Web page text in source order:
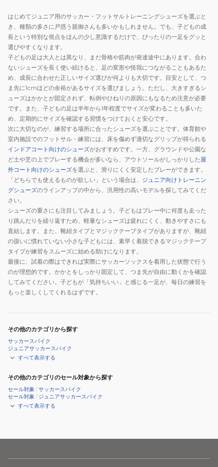
はじめてジュニア用のサッカー・フットサルトレーニングシューズを選ぶと
き、種類の多さに戸惑う親御さんも多いかもしれません。でも、子どもの成
長という特別な視点をほんの少し意識するだけで、ぴったりの一足をグッと
選びやすくなります。
子どもの足は大人とは異なり、まだ骨格や筋肉が発達途中にあります。合わ
ないシューズを長く使い続けると、足の変形や怪我につながることもあるた
め、成長に合わせた正しいサイズ選びが何よりも大切です。目安として、つ
ま先に1cmほどの余裕があるサイズを選びましょう。ただし、大きすぎるシ
ューズはかかとが固定されず、転倒やひねりの原因にもなるため注意が必要
です。また、子どもの足は半年から1年程度でサイズが変わることも多いた
め、定期的にサイズを確認する習慣をつけておくと安心です。
次に大切なのが、練習する場所に合ったシューズを選ぶことです。体育館や
室内施設でのフットサル・練習には、床を傷めず適切なグリップが得られる
インドアコート向けのシューズがおすすめです。一方、グラウンドや公園な
ど土や芝の上でプレーする機会が多いなら、アウトソールがしっかりした屋
外コート向けのシューズを選ぶと、滑りにくく安定したプレーができます。
「どちらでも使えるものが欲しい」という場合は、 ジュニア向けトレーニン
グシューズのラインアップの中から、汎用性の高いモデルを探してみてくだ
さい。
シューズの重さにも注目してみましょう。子どもはプレー中に何度も走った
り跳んだりを繰り返すため、軽量なシューズは疲れにくく、動きやすさにも
直結します。また、靴紐タイプとマジックテープタイプがありますが、靴紐
の扱いに慣れていない小さな子どもには、素早く着脱できるマジックテープ
タイプが練習をスムーズに始める助けになります。
最後に、試着の際はできれば実際にサッカーソックスを着用した状態で行う
のが理想的です。かかとをしっかり固定して、つま先が自由に動くかを確認
してみてください。子どもが「気持ちいい」と感じる一足が、毎日の練習を
もっと楽しくしてくれるはずです。
その他のカテゴリから探す
サッカースパイク
ジュニアサッカースパイク
すべて表示する
その他のカテゴリのセール対象から探す
セール対象 /サッカースパイク
セール対象 / ジュニアサッカースパイク
すべて表示する